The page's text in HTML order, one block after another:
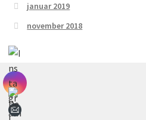
januar 2019
november 2018